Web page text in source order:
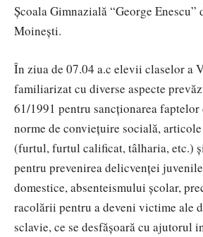
Şcoala Gimnazială “George
Moineşti.
În ziua de 07.04 a.c elevii claselor a
familiarizat cu diverse aspecte
61/1991 pentru sancţionarea
norme de convieţuire socială,
(furtul, furtul calificat, tâlharia, etc.)
pentru prevenirea delicvenţei
domestice, absenteismului şcolar,
racolării pentru a deveni victime ale
sclavie, ce se desfăşoară cu ajutorul